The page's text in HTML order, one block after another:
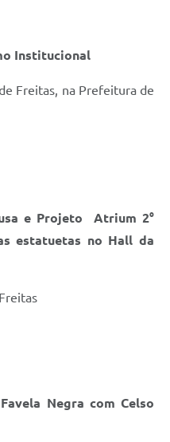
Institucional
Freitas, na Prefeitura de
e Projeto Atrium 2°
estatuetas no Hall da
Negra com Celso